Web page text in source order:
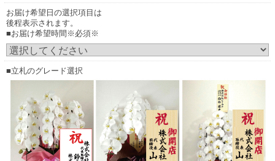
（正面からみたイメージ）
（横からみたイメージ）
お花の上に立てる木彫ボード
商品によってお選びいただけない場合がございます。
お届け希望日の選択項目は
後程表示されます。
■お届け希望時間※必須※
■立札のグレード選択